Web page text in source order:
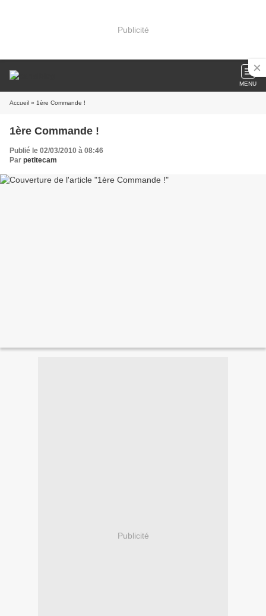
Publicité
MENU
Accueil » 1ère Commande !
1ère Commande !
Publié le 02/03/2010 à 08:46
Par petitecam
Publicité